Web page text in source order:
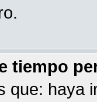
haya